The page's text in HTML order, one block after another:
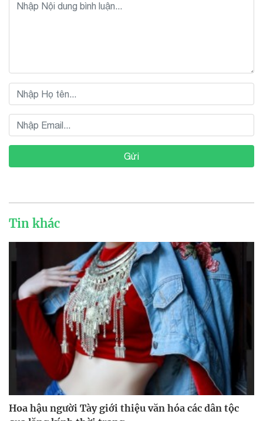
Gửi
Tin khác
Hoa hậu người Tày giới thiệu văn hóa các dân tộc